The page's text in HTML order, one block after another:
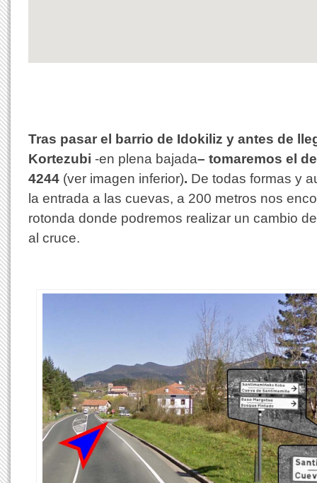
Tras pasar el barrio de Idokiliz y antes de
Kortezubi -en plena bajada– tomaremos el
4244 (ver imagen inferior). De todas formas y
la entrada a las cuevas, a 200 metros nos
rotonda donde podremos realizar un cambio
al cruce.